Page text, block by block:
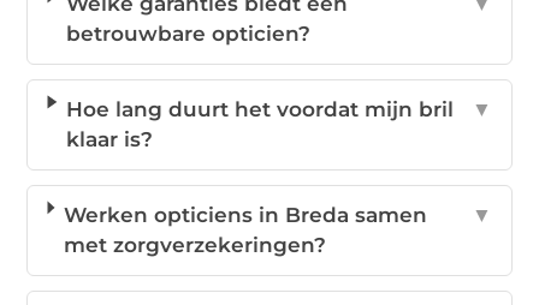
betrouwbare opticien?
Hoe lang duurt het voordat mijn bril
klaar is?
▼
Werken opticiens in Breda samen
met zorgverzekeringen?
▼